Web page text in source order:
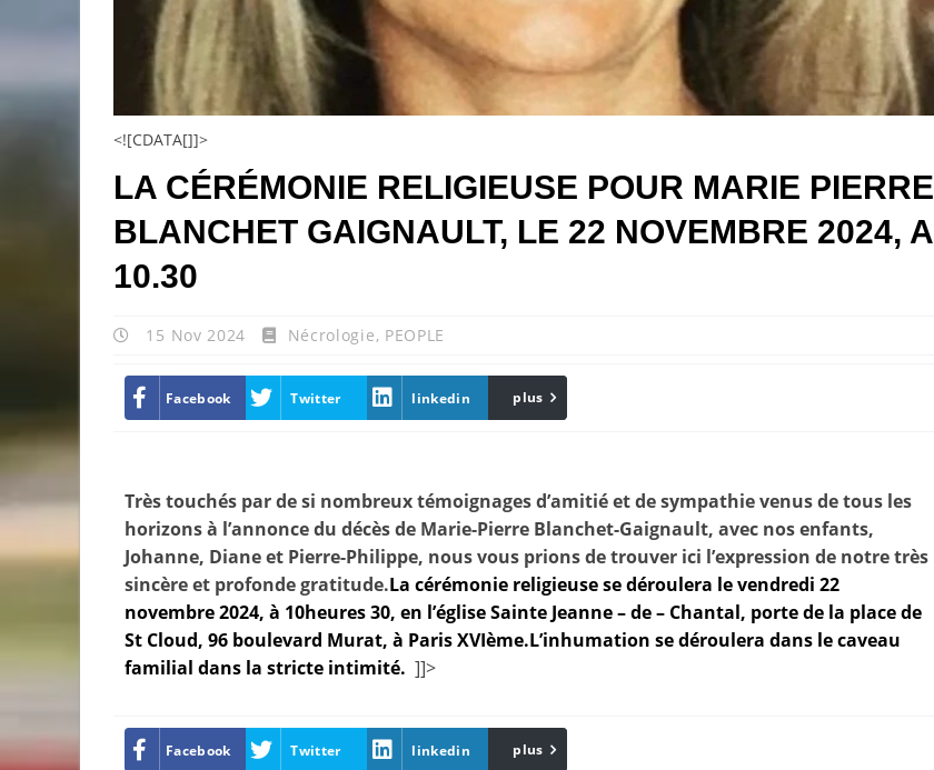
<![CDATA[]]>
LA CÉRÉMONIE RELIGIEUSE POUR MARIE PIERRE
BLANCHET GAIGNAULT, LE 22 NOVEMBRE 2024, A
10.30
15 Nov 2024 Nécrologie, PEOPLE
Facebook Twitter linkedin Email
plus
Très touchés par de si nombreux témoignages d’amitié et de sympathie venus de tous les
horizons à l’annonce du décès de Marie-Pierre Blanchet-Gaignault, avec nos enfants,
Johanne, Diane et Pierre-Philippe, nous vous prions de trouver ici l’expression de notre très
sincère et profonde gratitude.La cérémonie religieuse se déroulera le vendredi 22
novembre 2024, à 10heures 30, en l’église Sainte Jeanne – de – Chantal, porte de la place de
St Cloud, 96 boulevard Murat, à Paris XVIème.L’inhumation se déroulera dans le caveau
familial dans la stricte intimité. ]]>
Facebook Twitter linkedin Email
plus